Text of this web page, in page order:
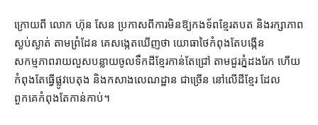
ក្រោយពី លោក ហ៊ុន សែន ប្រកាស​ពី​ការ​មិន​ឱ្យ​កងទ័ព​ខ្មែរ​តបត និង​រក្សា​ភាព​
ស្ងប់ស្ងាត់ តាម​ព្រំដែន គេ​សង្កេត​ឃើញ​ថា យោធា​ថៃ​កំពុងតែ​បង្កើន​
សកម្មភាព​រាយ​លួស​បន្លាយ​ចូល​ទឹកដី​ខ្មែរ​កាន់តែ​ជ្រៅ តាម​ជួរ​ភ្នំ​ដងរែក ហើយ​
កំពុងតែ​ធ្វើ​ផ្លូវ​បេតុង និង​កសាង​លេណដ្ឋាន ជាច្រើន នៅ​លើ​ដី​ខ្មែរ ដែល​
ពួកគេ​កំពុងតែ​កាន់កាប់។